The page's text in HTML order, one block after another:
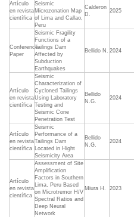
Artículo
en revista
científica
Seismic
Microzonation Map
of Lima and Callao,
Peru
Calderon
D.
2025
Conference
Paper
Seismic Fragility
Functions of a
Tailings Dam
Affected by
Subduction
Earthquakes
Bellido N. 2024
Artículo
en revista
científica
Seismic
Characterization of
Cycloned Tailings
Using Laboratory
Testing and
Seismic Cone
Penetration Test
Bellido
N.G.
2024
Artículo
en revista
científica
Seismic
Performance of a
Tailings Dam
Located in Hight
Seismicity Area
Bellido
N.G.
2024
Artículo
en revista
científica
Assessment of Site
Amplification
Factors in Southern
Lima, Peru Based
on Microtremor H/V
Spectral Ratios and
Deep Neural
Network
Miura H. 2023